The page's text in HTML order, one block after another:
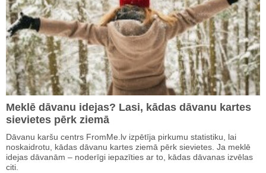
Meklē dāvanu idejas? Lasi, kādas dāvanu kartes
sievietes pērk ziemā
Dāvanu karšu centrs FromMe.lv izpētīja pirkumu statistiku, lai
noskaidrotu, kādas dāvanu kartes ziemā pērk sievietes. Ja meklē
idejas dāvanām – noderīgi iepazīties ar to, kādas dāvanas izvēlas
citi.